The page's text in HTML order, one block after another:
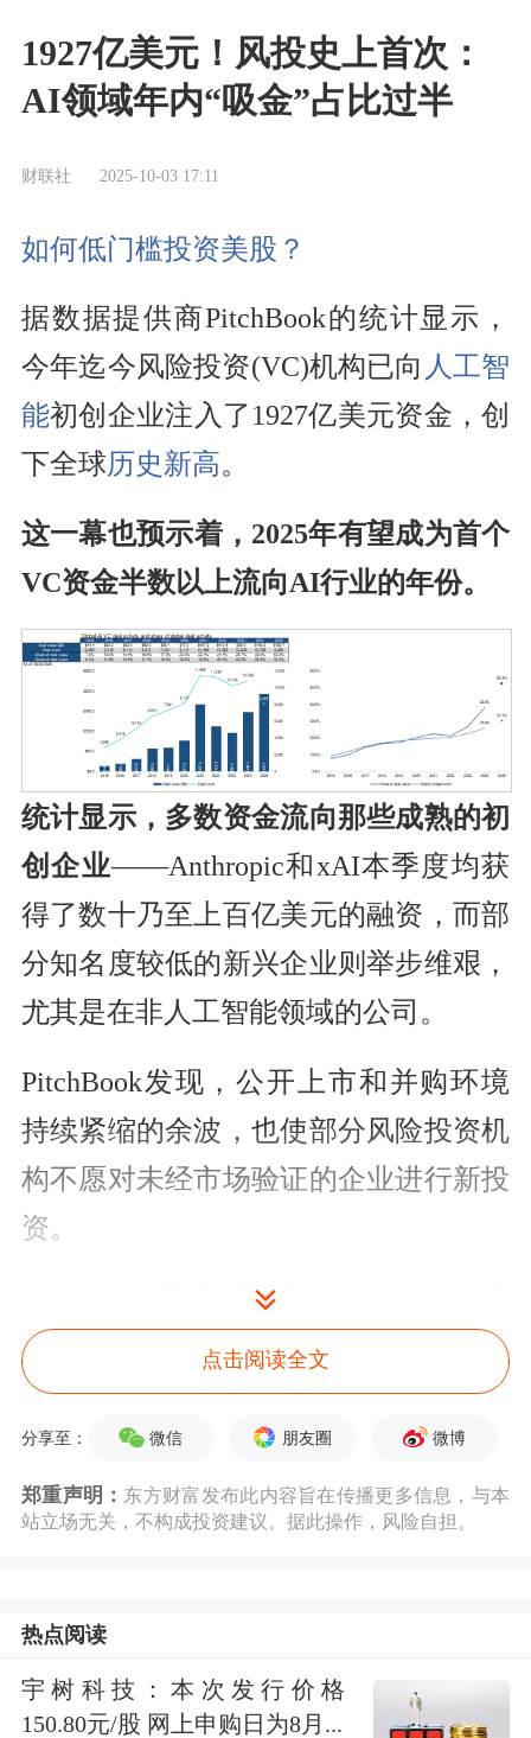
1927亿美元！风投史上首次：
AI领域年内“吸金”占比过半
财联社 2025-10-03 17:11
如何低门槛投资美股？
据数据提供商PitchBook的统计显示，
今年迄今风险投资(VC)机构已向 人工智
能初创企业注入了1927亿美元资金，创
下全球历史新高。
这一幕也预示着，2025年有望成为首个
VC资金半数以上流向AI行业的年份。
统计显示，多数资金流向那些成熟的初
创企业——Anthropic和xAI本季度均获
得了数十乃至上百亿美元的融资，而部
分知名度较低的新兴企业则举步维艰，
尤其是在非人工智能领域的公司。
PitchBook发现，公开上市和并购环境
持续紧缩的余波，也使部分风险投资机
构不愿对未经市场验证的企业进行新投
资。
PitchBook研究总监Kyle Sanford指
出，“无论观察哪个领域，市场都呈现
两极分化态势——你要么涉足人工智
能，要么彻底置身事外；要么投向大型
企业，要么沦为边缘玩家。”
AI的比例也达到了53.2%。
点击阅读全文
分享至： 微信 朋友圈 微博
郑重声明： 东方财富发布此内容旨在传播更多信息，与本
站立场无关，不构成投资建议。据此操作，风险自担。
热点阅读
宇树科技：本次发行价格
150.80元/股 网上申购日为8月...